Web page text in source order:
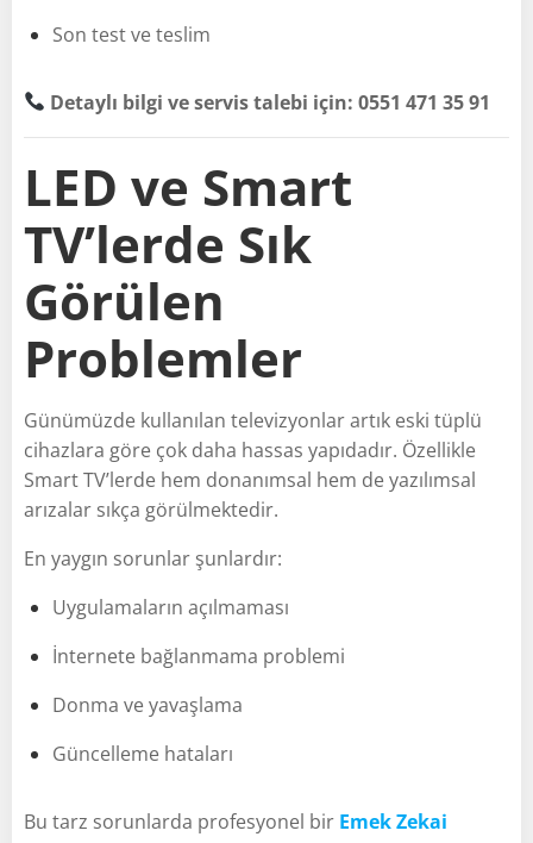
Son test ve teslim
Detaylı bilgi ve servis talebi için: 0551 471 35 91
LED ve Smart
TV’lerde Sık
Görülen
Problemler
Günümüzde kullanılan televizyonlar artık eski tüplü
cihazlara göre çok daha hassas yapıdadır. Özellikle
Smart TV’lerde hem donanımsal hem de yazılımsal
arızalar sıkça görülmektedir.
En yaygın sorunlar şunlardır:
Uygulamaların açılmaması
İnternete bağlanmama problemi
Donma ve yavaşlama
Güncelleme hataları
Bu tarz sorunlarda profesyonel bir Emek Zekai